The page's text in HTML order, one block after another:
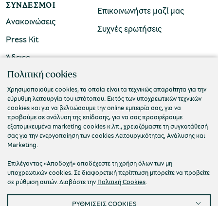
ομάδες
εισιτήρια
εισιτηρίων
ΣΎΝΔΕΣΜΟΙ
Ανακοινώσεις
Press Kit
Άδειες
Επικοινωνήστε μαζί μας
Συχνές ερωτήσεις
ΠΟΛΙΤΙΣΤΙΚΟ ΙΔΡΥΜΑ ΟΜΙΛΟΥ ΠΕΙΡΑΙΩΣ
Τ. 210 3256922
Ε. info@piop.gr
ΣΥΝΔΕΘΕΙΤΕ ΜΑΖΙ ΜΑΣ
Πολιτική cookies
Χρησιμοποιούμε cookies, τα οποία είναι τα τεχνικώς απαραίτητα για την
εύρυθμη λειτουργία του ιστότοπου. Εκτός των υποχρεωτικών τεχνικών
cookies και για να βελτιώσουμε την online εμπειρία σας, για να
προβούμε σε ανάλυση της επίδοσης, για να σας προσφέρουμε
εξατομικευμένα marketing cookies κ.λπ., χρειαζόμαστε τη συγκατάθεσή
σας για την ενεργοποίηση των cookies Λειτουργικότητας, Ανάλυσης και
Marketing.
Επιλέγοντας «Αποδοχή» αποδέχεστε τη χρήση όλων των μη
υποχρεωτικών cookies. Σε διαφορετική περίπτωση μπορείτε να προβείτε
σε ρύθμιση αυτών. Διαβάστε την Πολιτική Cookies.
ΡΥΘΜΙΣΕΙΣ COOKIES